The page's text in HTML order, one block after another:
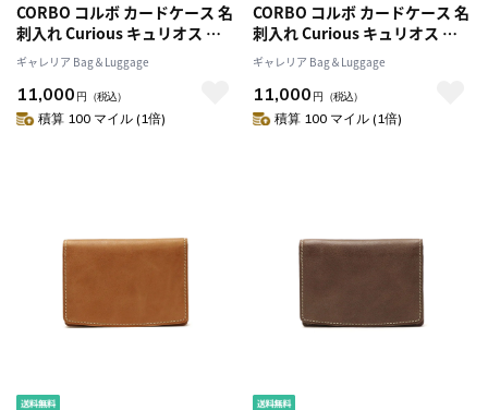
CORBO コルボ カードケース 名
刺入れ Curious キュリオス メ
ンズ 革 ワックスレザー 限定カ
ラー 8LO-1109
ギャレリア Bag＆Luggage
11,000 円 （税込）
積算 100 マイル (1倍)
CORBO コルボ カードケース 名
刺入れ Curious キュリオス メ
ンズ 革 ワックスレザー 限定カ
ラー 8LO-1109
ギャレリア Bag＆Luggage
11,000 円 （税込）
積算 100 マイル (1倍)